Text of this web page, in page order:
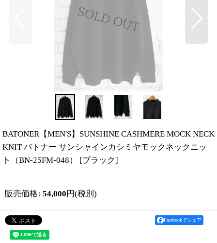
BATONER【MEN'S】SUNSHINE CASHMERE MOCK NECK
KNIT バトナー サンシャインカシミヤモックネックニッ
ト（BN-25FM-048）
[ブラック]
販売価格: 54,000 円(税別)
Facebookでシェア